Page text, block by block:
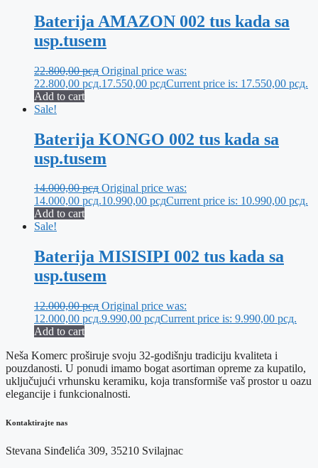
Baterija AMAZON 002 tus kada sa
usp.tusem
22.800,00рсд Original price was:
22.800,00 рсд.17.550,00 рсдCurrent price is: 17.550,00 рсд.
Add to cart
Sale!
Baterija KONGO 002 tus kada sa
usp.tusem
14.000,00рсд Original price was:
14.000,00 рсд.10.990,00 рсдCurrent price is: 10.990,00 рсд.
Add to cart
Sale!
Baterija MISISIPI 002 tus kada sa
usp.tusem
12.000,00рсд Original price was:
12.000,00 рсд.9.990,00 рсдCurrent price is: 9.990,00 рсд.
Add to cart
Neša Komerc proširuje svoju 32-godišnju tradiciju kvaliteta i
pouzdanosti. U ponudi imamo bogat asortiman opreme za kupatilo,
uključujući vrhunsku keramiku, koja transformiše vaš prostor u oazu
elegancije i funkcionalnosti.
Kontaktirajte nas
Stevana Sinđelića 309, 35210 Svilajnac